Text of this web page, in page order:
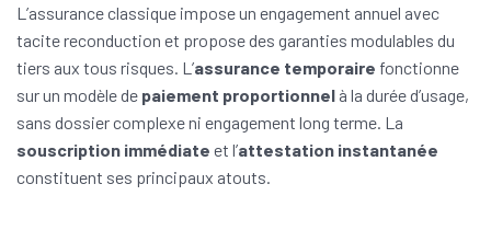
L’assurance classique impose un engagement annuel avec
tacite reconduction et propose des garanties modulables du
tiers aux tous risques. L’assurance temporaire fonctionne
sur un modèle de paiement proportionnel à la durée d’usage,
sans dossier complexe ni engagement long terme. La
souscription immédiate et l’attestation instantanée
constituent ses principaux atouts.